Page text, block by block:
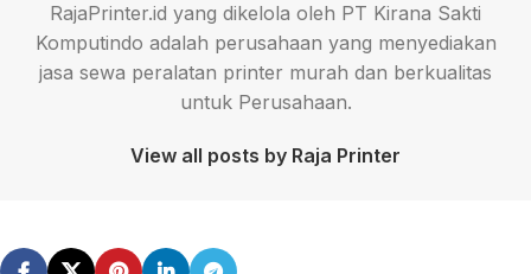
RajaPrinter.id yang dikelola oleh PT Kirana Sakti
Komputindo adalah perusahaan yang menyediakan
jasa sewa peralatan printer murah dan berkualitas
untuk Perusahaan.
View all posts by Raja Printer